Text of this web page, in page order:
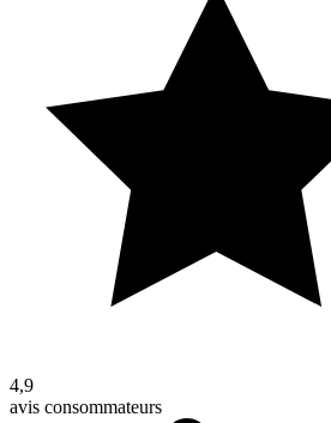
4,9
avis consommateurs